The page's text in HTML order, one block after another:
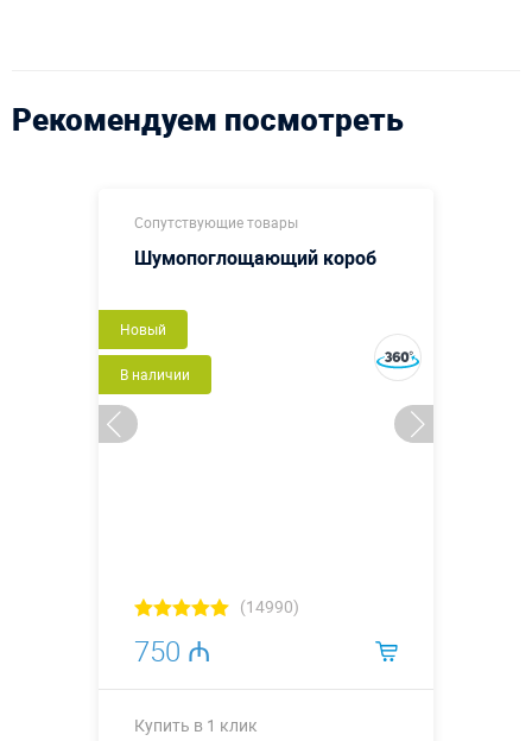
Рекомендуем посмотреть
Сопутствующие товары
Шумопоглощающий короб
Новый
В наличии
(14990)
750 ₼
Купить в 1 клик